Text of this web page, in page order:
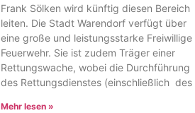
Frank Sölken wird künftig diesen Bereich
leiten. Die Stadt Warendorf verfügt über
eine große und leistungsstarke Freiwillige
Feuerwehr. Sie ist zudem Träger einer
Rettungswache, wobei die Durchführung
des Rettungsdienstes (einschließlich des
Mehr lesen »